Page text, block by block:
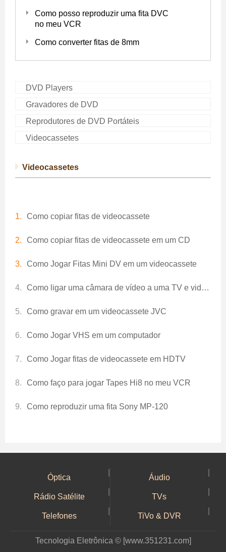
Como posso reproduzir uma fita DVC
no meu VCR
Como converter fitas de 8mm
DVD Players
Gravadores de DVD
Reprodutores de DVD Portáteis
Videocassetes
Videocassetes
Como copiar fitas de videocassete
Como copiar fitas de videocassete em um CD
Como Jogar Fitas Mini DV em um videocassete
Como ligar uma câmara de vídeo a uma TV e videocassete
Como gravar em um videocassete JVC
Como Jogar VHS em um computador
Como Jogar fitas de videocassete em HDTV
Como faço para jogar Tapes Hi8 no meu VCR
Como reproduzir uma fita Sony MP-120
Óptica Áudio
Rádio Satélite TVs
Telefones TiVo & DVR
Tecnologia Eletrônica © [www.351231.com]